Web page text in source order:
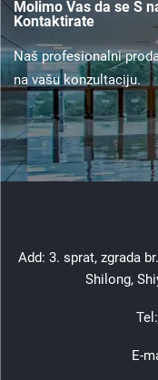
Molimo Vas da se S
Kontaktirate
Naš profesionalni
na vašu konzultaciju.
Add: 3. sprat, zgrada
Shilong,
Tel:
E-